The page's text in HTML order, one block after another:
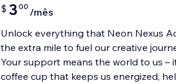
$ 3 00 /mês
Unlock everything that Neon Nexus
the extra mile to fuel our creative
Your support means the world to us –
coffee cup that keeps us energized,